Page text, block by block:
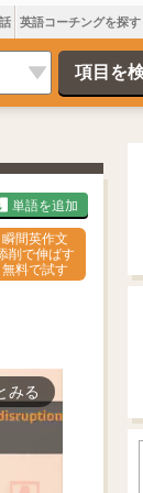
英語コーチングを探す
単語を追加
瞬間英作文
削で伸ばす
無料で試す
みる